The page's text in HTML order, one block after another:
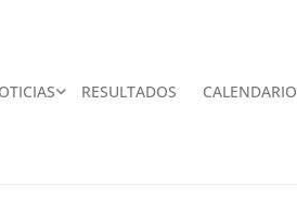
RESULTADOS CALENDARIO